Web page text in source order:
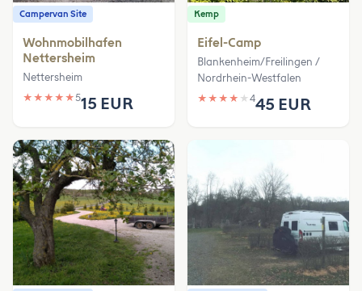
Campervan Site
Wohnmobilhafen
Nettersheim
Nettersheim
★ ★ ★ ★ ★515 EUR
Kemp
Eifel-Camp
Blankenheim/Freilingen /
Nordrhein-Westfalen
★ ★ ★ ★ ★ 445 EUR